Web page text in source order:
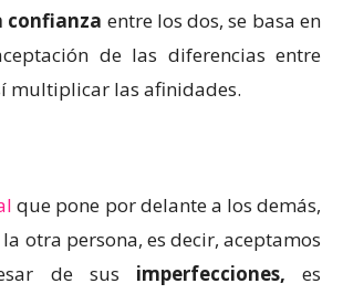
confianza entre los dos, se basa en
de las diferencias entre
multiplicar las afinidades.
que pone por delante a los demás,
otra persona, es decir, aceptamos
de sus imperfecciones, es